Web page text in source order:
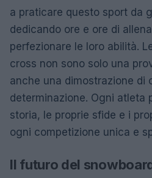
a praticare questo sport da
dedicando ore e ore di
perfezionare le loro abilità.
cross non sono solo una
anche una dimostrazione di
determinazione. Ogni atleta
storia, le proprie sfide e i
ogni competizione unica e
Il futuro del